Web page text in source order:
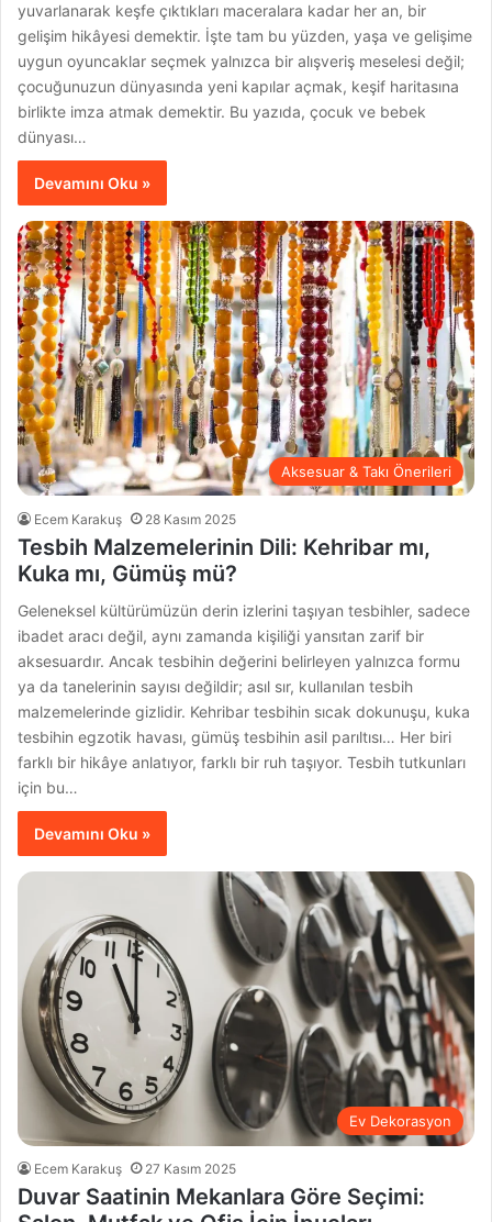
yuvarlanarak keşfe çıktıkları maceralara kadar her an, bir
gelişim hikâyesi demektir. İşte tam bu yüzden, yaşa ve gelişime
uygun oyuncaklar seçmek yalnızca bir alışveriş meselesi değil;
çocuğunuzun dünyasında yeni kapılar açmak, keşif haritasına
birlikte imza atmak demektir. Bu yazıda, çocuk ve bebek
dünyası…
Devamını Oku »
Aksesuar & Takı Önerileri
Ecem Karakuş 28 Kasım 2025
Tesbih Malzemelerinin Dili: Kehribar mı,
Kuka mı, Gümüş mü?
Geleneksel kültürümüzün derin izlerini taşıyan tesbihler, sadece
ibadet aracı değil, aynı zamanda kişiliği yansıtan zarif bir
aksesuardır. Ancak tesbihin değerini belirleyen yalnızca formu
ya da tanelerinin sayısı değildir; asıl sır, kullanılan tesbih
malzemelerinde gizlidir. Kehribar tesbihin sıcak dokunuşu, kuka
tesbihin egzotik havası, gümüş tesbihin asil parıltısı… Her biri
farklı bir hikâye anlatıyor, farklı bir ruh taşıyor. Tesbih tutkunları
için bu…
Devamını Oku »
Ev Dekorasyon
Ecem Karakuş 27 Kasım 2025
Duvar Saatinin Mekanlara Göre Seçimi: